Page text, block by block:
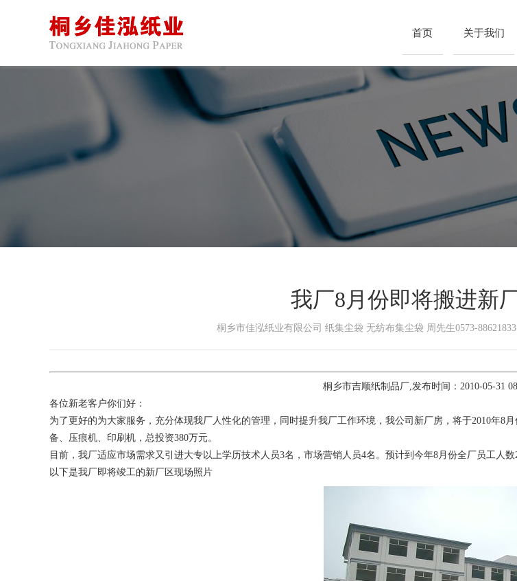
首页 关于我们
我厂8月份即将搬进新
桐乡市佳泓纸业有限公司 纸集尘袋 无纺布集尘袋 周先生0573-
桐乡市吉顺纸制品厂,发布时间：2010-05-31
各位新老客户你们好：
为了更好的为大家服务，充分体现我厂人性化的管理，同时提升我厂工作环境，我公司新厂房，将于2010年8
备、压痕机、印刷机，总投资380万元。
目前，我厂适应市场需求又引进大专以上学历技术人员3名，市场营销人员4名。预计到今年8月份全厂员工人数
以下是我厂即将竣工的新厂区现场照片